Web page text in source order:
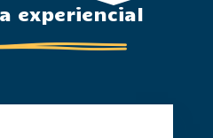
experiencial